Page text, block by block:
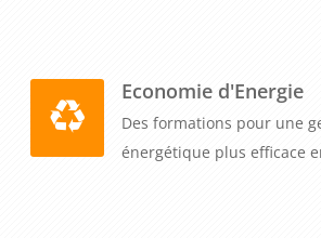
Economie d'Energie
Des formations pour une
énergétique plus efficace